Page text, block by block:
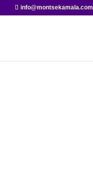
info@montsekamala.com